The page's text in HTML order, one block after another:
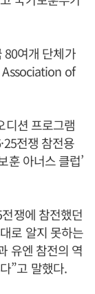
여개 단체가
of
디션 프로그램
전쟁 참전용
훈 아너스 클럽’
쟁에 참전했던
로 알지 못하는
유엔 참전의 역
”고 말했다.